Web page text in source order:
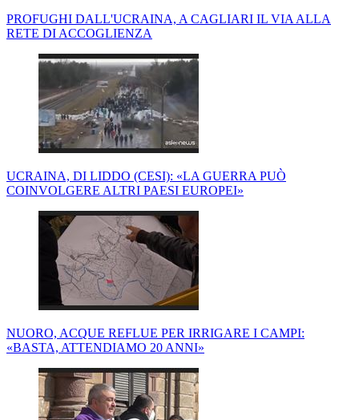
PROFUGHI DALL'UCRAINA, A CAGLIARI IL VIA ALLA
RETE DI ACCOGLIENZA
UCRAINA, DI LIDDO (CESI): «LA GUERRA PUÒ
COINVOLGERE ALTRI PAESI EUROPEI»
NUORO, ACQUE REFLUE PER IRRIGARE I CAMPI:
«BASTA, ATTENDIAMO 20 ANNI»